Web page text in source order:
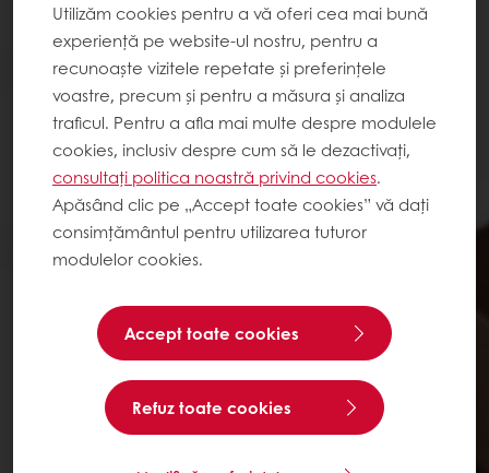
Utilizăm cookies pentru a vă oferi cea mai bună
experiență pe website-ul nostru, pentru a
recunoaște vizitele repetate și preferințele
voastre, precum și pentru a măsura și analiza
traficul. Pentru a afla mai multe despre modulele
cookies, inclusiv despre cum să le dezactivați,
consultați politica noastră privind cookies.
Apăsând clic pe „Accept toate cookies” vă dați
consimțământul pentru utilizarea tuturor
modulelor cookies.
Accept toate cookies
Refuz toate cookies